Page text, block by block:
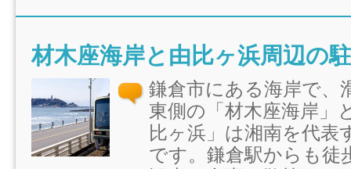
材木座海岸と由比ヶ浜周辺の
鎌倉市にある海岸で、
東側の「材木座海岸」
比ヶ浜」は湘南を代表
です。鎌倉駅からも徒